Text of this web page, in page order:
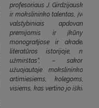
profesoriaus J. Girdzijausko. Jo
ir mokslininko talentas,
valstybiniais
premijomis ir įkūnytas
monografijose ir
literatūros istorijoje,
užmirštas“, – sakoma
užuojautoje mokslininko
artimiesiems, kolegoms,
visiems, kas vertino jo iškilius